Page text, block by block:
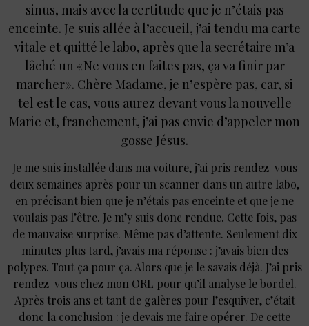
sinus, mais avec la certitude que je n’étais pas
enceinte. Je suis allée à l’accueil, j’ai tendu ma carte
vitale et quitté le labo, après que la secrétaire m’a
lâché un « Ne vous en faites pas, ça va finir par
marcher ». Chère Madame, je n’espère pas, car, si
tel est le cas, vous aurez devant vous la nouvelle
Marie et, franchement, j’ai pas envie d’appeler mon
gosse Jésus.
Je me suis installée dans ma voiture, j’ai pris rendez-vous
deux semaines après pour un scanner dans un autre labo,
en précisant bien que je n’étais pas enceinte et que je ne
voulais pas l’être. Je m’y suis donc rendue. Cette fois, pas
de mauvaise surprise. Même pas d’attente. Seulement dix
minutes plus tard, j’avais ma réponse : j’avais bien des
polypes. Tout ça pour ça. Alors que je le savais déjà. J’ai pris
rendez-vous chez mon ORL pour qu’il analyse le bordel.
Après trois ans et tant de galères pour l’esquiver, c’était
donc la conclusion : je devais me faire opérer. De cette